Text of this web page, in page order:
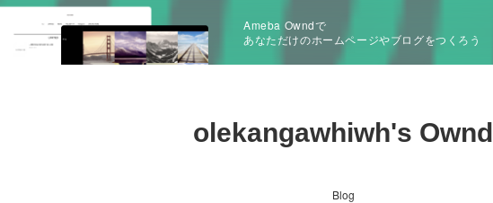
Ameba Owndで
あなただけのホームページやブログをつくろう
olekangawhiwh's Ownd
Blog